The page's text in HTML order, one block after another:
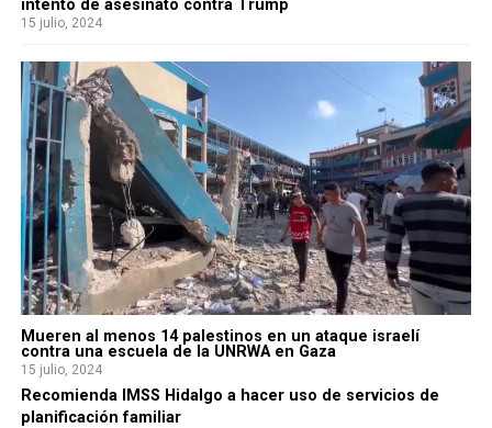
intento de asesinato contra Trump
15 julio, 2024
Mueren al menos 14 palestinos en un ataque israelí
contra una escuela de la UNRWA en Gaza
15 julio, 2024
Recomienda IMSS Hidalgo a hacer uso de servicios de
planificación familiar